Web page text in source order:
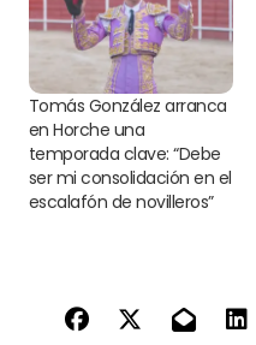
Tomás González arranca
en Horche una
temporada clave: “Debe
ser mi consolidación en el
escalafón de novilleros”